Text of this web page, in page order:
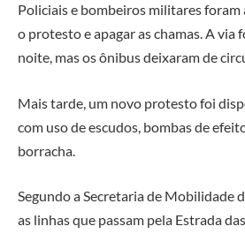
Policiais e bombeiros militares
o protesto e apagar as chamas. A via
noite, mas os ônibus deixaram de
Mais tarde, um novo protesto foi
com uso de escudos, bombas de
borracha.
Segundo a Secretaria de Mobilidade
as linhas que passam pela Estrada